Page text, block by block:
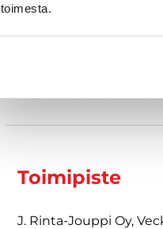
toimesta.
Tekniset
Toimipiste
J. Rinta-Jouppi Oy,